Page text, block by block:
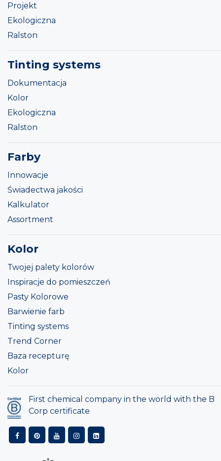
Projekt
Ekologiczna
Ralston
Tinting systems
Dokumentacja
Kolor
Ekologiczna
Ralston
Farby
Innowacje
Świadectwa jakości
Kalkulator
Assortment
Kolor
Twojej palety kolorów
Inspiracje do pomieszczeń
Pasty Kolorowe
Barwienie farb
Tinting systems
Trend Corner
Baza recepturę
Kolor
First chemical company in the world with the B
Corp certificate